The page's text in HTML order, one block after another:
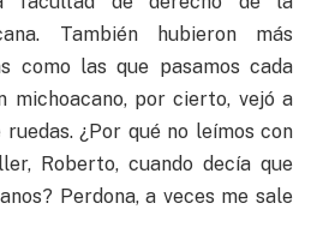
También hubieron más
como las que pasamos cada
michoacano, por cierto, vejó a
¿Por qué no leímos con
Roberto, cuando decía que
Perdona, a veces me sale